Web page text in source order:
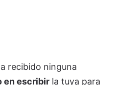
recibido ninguna
en escribir la tuya para